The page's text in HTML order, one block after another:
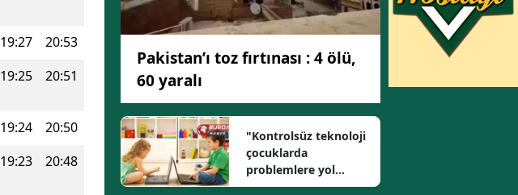
19:27
20:53
19:25 20:51
19:24
20:50
19:23 20:48
Pakistan’ı toz fırtınası : 4 ölü,
60 yaralı
"Kontrolsüz teknoloji
çocuklarda
problemlere yol
açıyor"